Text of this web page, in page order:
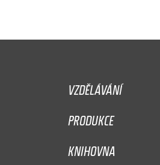
VZDĚLÁVÁNÍ
PRODUKCE
KNIHOVNA